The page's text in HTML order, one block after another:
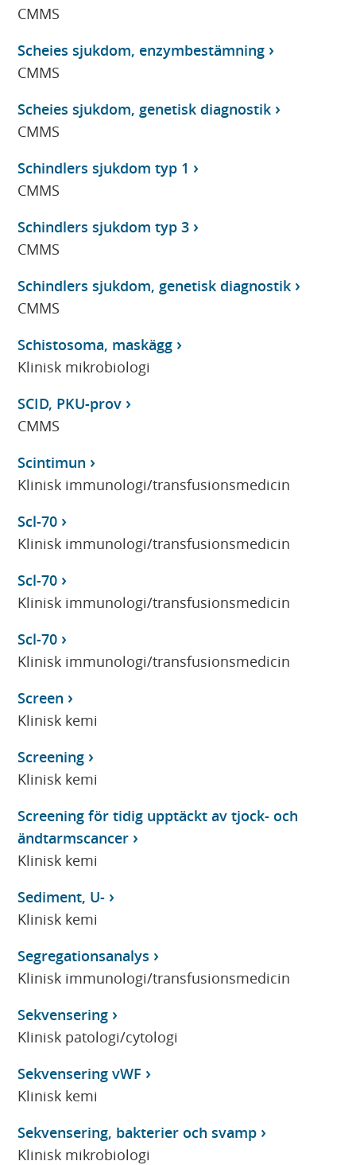
CMMS
Scheies sjukdom, enzymbestämning
CMMS
Scheies sjukdom, genetisk diagnostik
CMMS
Schindlers sjukdom typ 1
CMMS
Schindlers sjukdom typ 3
CMMS
Schindlers sjukdom, genetisk diagnostik
CMMS
Schistosoma, maskägg
Klinisk mikrobiologi
SCID, PKU-prov
CMMS
Scintimun
Klinisk immunologi/transfusionsmedicin
Scl-70
Klinisk immunologi/transfusionsmedicin
Scl-70
Klinisk immunologi/transfusionsmedicin
Scl-70
Klinisk immunologi/transfusionsmedicin
Screen
Klinisk kemi
Screening
Klinisk kemi
Screening för tidig upptäckt av tjock- och
ändtarmscancer
Klinisk kemi
Sediment, U-
Klinisk kemi
Segregationsanalys
Klinisk immunologi/transfusionsmedicin
Sekvensering
Klinisk patologi/cytologi
Sekvensering vWF
Klinisk kemi
Sekvensering, bakterier och svamp
Klinisk mikrobiologi